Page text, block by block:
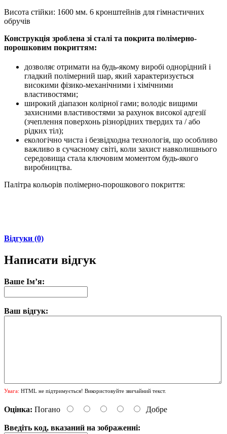
Висота стійки: 1600 мм. 6 кронштейнів для гімнастичних
обручів
Конструкція зроблена зі сталі та покрита полімерно-
порошковим покриттям:
дозволяє отримати на будь-якому виробі однорідний і
гладкий полімерний шар, який характеризується
високими фізико-механічними і хімічними
властивостями;
широкий діапазон колірної гами; володіє вищими
захисними властивостями за рахунок високої адгезії
(зчеплення поверхонь різнорідних твердих та / або
рідких тіл);
екологічно чиста і безвідходна технологія, що особливо
важливо в сучасному світі, коли захист навколишнього
середовища стала ключовим моментом будь-якого
виробництва.
Палітра кольорів полімерно-порошкового покриття:
Відгуки (0)
Написати відгук
Ваше Ім’я:
Ваш відгук:
Увага: HTML не підтримується! Використовуйте звичайний текст.
Оцінка: Погано Добре
Введіть код, вказаний на зображенні: